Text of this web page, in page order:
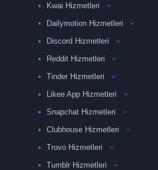
Kwai Hizmetleri
Dailymotion Hizmetleri
Discord Hizmetleri
Reddit Hizmetleri
Tinder Hizmetleri
Likee App Hizmetleri
Snapchat Hizmetleri
Clubhouse Hizmetleri
Trovo Hizmetleri
Tumblr Hizmetleri